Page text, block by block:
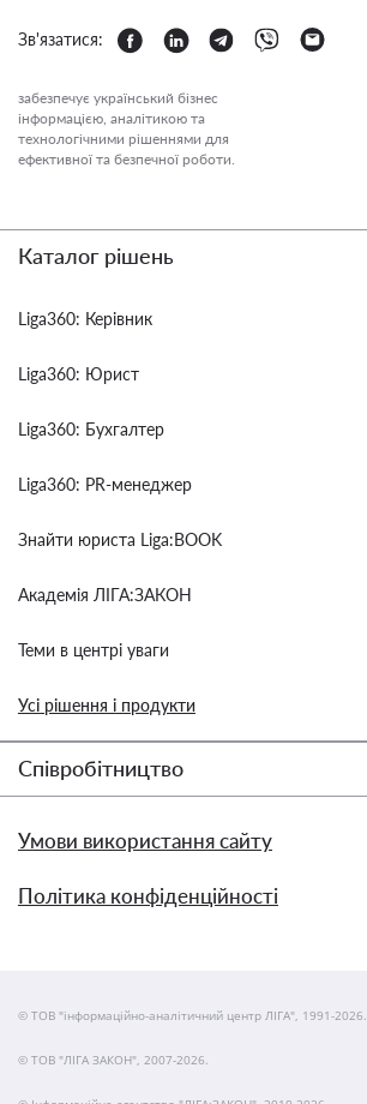
Зв'язатися:
забезпечує український бізнес
інформацією, аналітикою та
технологічними рішеннями для
ефективної та безпечної роботи.
Каталог рішень
Liga360: Керівник
Liga360: Юрист
Liga360: Бухгалтер
Liga360: PR-менеджер
Знайти юриста Liga:BOOK
Академія ЛІГА:ЗАКОН
Теми в центрі уваги
Усі рішення і продукти
Співробітництво
Умови використання сайту
Політика конфіденційності
© ТОВ "інформаційно-аналітичний центр ЛІГА", 1991-2026.
© ТОВ "ЛІГА ЗАКОН", 2007-2026.